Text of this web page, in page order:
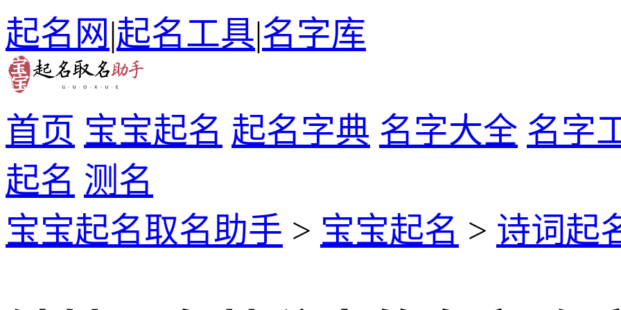
起名网|起名工具|名字库
首页 宝宝起名 起名字典 名字大全 名字
起名 测名
宝宝起名取名助手 > 宝宝起名 > 诗词起